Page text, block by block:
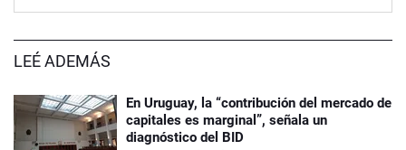
LEÉ ADEMÁS
En Uruguay, la “contribución del mercado de
capitales es marginal”, señala un
diagnóstico del BID